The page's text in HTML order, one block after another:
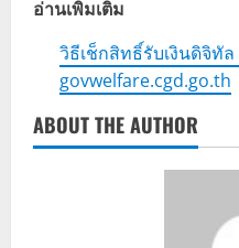
อ่านเพิ่มเติม
วิธีเช็กสิทธิ์รับเงินดิจิทั
govwelfare.cgd.go.th
ABOUT THE AUTHOR